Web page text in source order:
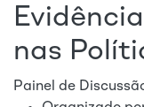
nas
Painel de